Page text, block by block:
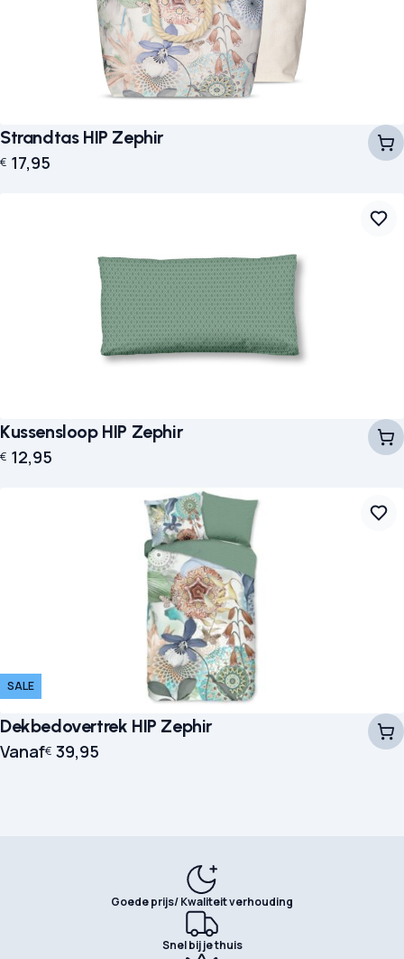
Strandtas HIP Zephir
€ 17,95
Kussensloop HIP Zephir
€ 12,95
SALE
Dekbedovertrek HIP Zephir
Vanaf€ 39,95
Goede prijs/ Kwaliteit verhouding
Snel bij je thuis